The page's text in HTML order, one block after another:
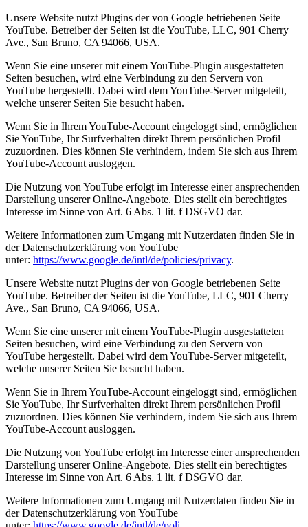
Unsere Website nutzt Plugins der von Google betriebenen Seite
YouTube. Betreiber der Seiten ist die YouTube, LLC, 901 Cherry
Ave., San Bruno, CA 94066, USA.
Wenn Sie eine unserer mit einem YouTube-Plugin ausgestatteten
Seiten besuchen, wird eine Verbindung zu den Servern von
YouTube hergestellt. Dabei wird dem YouTube-Server mitgeteilt,
welche unserer Seiten Sie besucht haben.
Wenn Sie in Ihrem YouTube-Account eingeloggt sind, ermöglichen
Sie YouTube, Ihr Surfverhalten direkt Ihrem persönlichen Profil
zuzuordnen. Dies können Sie verhindern, indem Sie sich aus Ihrem
YouTube-Account ausloggen.
Die Nutzung von YouTube erfolgt im Interesse einer ansprechenden
Darstellung unserer Online-Angebote. Dies stellt ein berechtigtes
Interesse im Sinne von Art. 6 Abs. 1 lit. f DSGVO dar.
Weitere Informationen zum Umgang mit Nutzerdaten finden Sie in
der Datenschutzerklärung von YouTube
unter: https://www.google.de/intl/de/policies/privacy.
Unsere Website nutzt Plugins der von Google betriebenen Seite
YouTube. Betreiber der Seiten ist die YouTube, LLC, 901 Cherry
Ave., San Bruno, CA 94066, USA.
Wenn Sie eine unserer mit einem YouTube-Plugin ausgestatteten
Seiten besuchen, wird eine Verbindung zu den Servern von
YouTube hergestellt. Dabei wird dem YouTube-Server mitgeteilt,
welche unserer Seiten Sie besucht haben.
Wenn Sie in Ihrem YouTube-Account eingeloggt sind, ermöglichen
Sie YouTube, Ihr Surfverhalten direkt Ihrem persönlichen Profil
zuzuordnen. Dies können Sie verhindern, indem Sie sich aus Ihrem
YouTube-Account ausloggen.
Die Nutzung von YouTube erfolgt im Interesse einer ansprechenden
Darstellung unserer Online-Angebote. Dies stellt ein berechtigtes
Interesse im Sinne von Art. 6 Abs. 1 lit. f DSGVO dar.
Weitere Informationen zum Umgang mit Nutzerdaten finden Sie in
der Datenschutzerklärung von YouTube